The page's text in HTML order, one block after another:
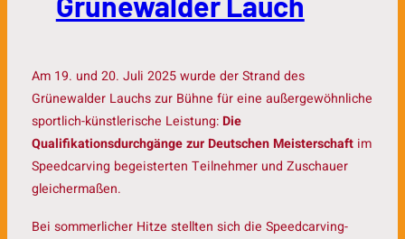
Am 19. und 20. Juli 2025 wurde der Strand des
Grünewalder Lauchs zur Bühne für eine außergewöhnliche
sportlich-künstlerische Leistung: Die
Qualifikationsdurchgänge zur Deutschen Meisterschaftim
Speedcarving begeisterten Teilnehmer und Zuschauer
gleichermaßen.
Bei sommerlicher Hitze stellten sich die Speedcarving-